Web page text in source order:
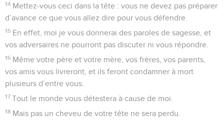
14 Mettez-vous ceci dans la tête : vous ne devez pas préparer
d’avance ce que vous allez dire pour vous défendre.
15 En effet, moi je vous donnerai des paroles de sagesse, et
vos adversaires ne pourront pas discuter ni vous répondre.
16 Même votre père et votre mère, vos frères, vos parents,
vos amis vous livreront, et ils feront condamner à mort
plusieurs d’entre vous.
17 Tout le monde vous détestera à cause de moi.
18 Mais pas un cheveu de votre tête ne sera perdu.